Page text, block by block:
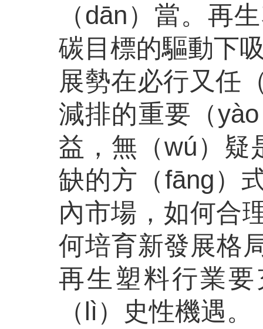
（dān）當。再
碳目標的驅動下
展勢在必行又任
減排的重要（
益，無（wú）疑
缺的方（fāng）
內市場，如何合
何培育新發展格
再生塑料行業
（lì）史性機遇。